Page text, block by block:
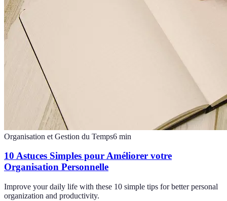
Organisation et Gestion du Temps6 min
10 Astuces Simples pour Améliorer votre
Organisation Personnelle
Improve your daily life with these 10 simple tips for better personal
organization and productivity.